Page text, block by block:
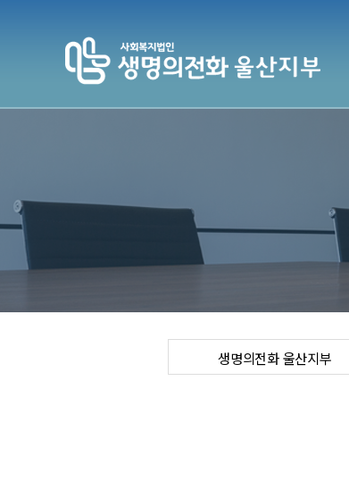
생명의전화 울산지부